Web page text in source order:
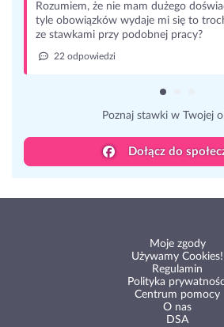
Rozumiem, że nie mam dużego
tyle obowiązków wydaje mi się to
ze stawkami przy podobnej pracy?
22 odpowiedzi
Poznaj stawki w Twojej
Dołącz do
Moje zgody
Używamy Cookies!
Regulamin
Polityka
Centrum pomocy
O nas
DSA